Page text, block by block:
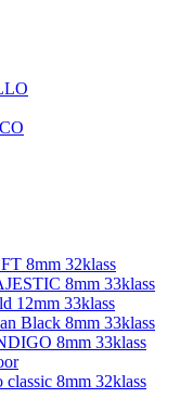
8mm 32klass
8mm 33klass
12mm 33klass
Black 8mm 33klass
8mm 33klass
8mm 32klass